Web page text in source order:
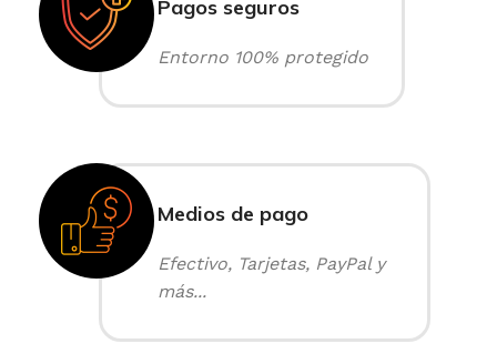
Pagos seguros
Entorno 100% protegido
Medios de pago
Efectivo, Tarjetas, PayPal y
más...